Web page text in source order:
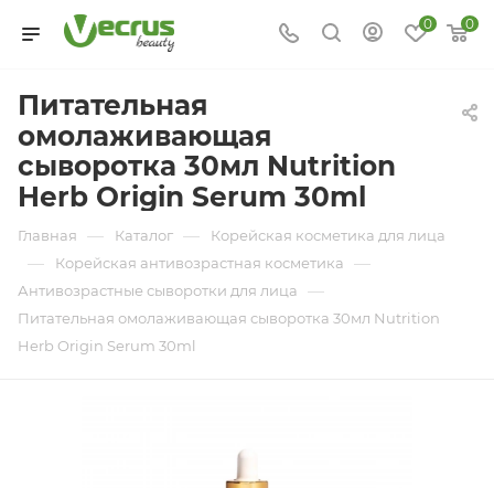
0 0
Питательная
омолаживающая
сыворотка 30мл Nutrition
Herb Origin Serum 30ml
Главная — Каталог — Корейская косметика для лица
— Корейская антивозрастная косметика —
Антивозрастные сыворотки для лица —
Питательная омолаживающая сыворотка 30мл Nutrition
Herb Origin Serum 30ml